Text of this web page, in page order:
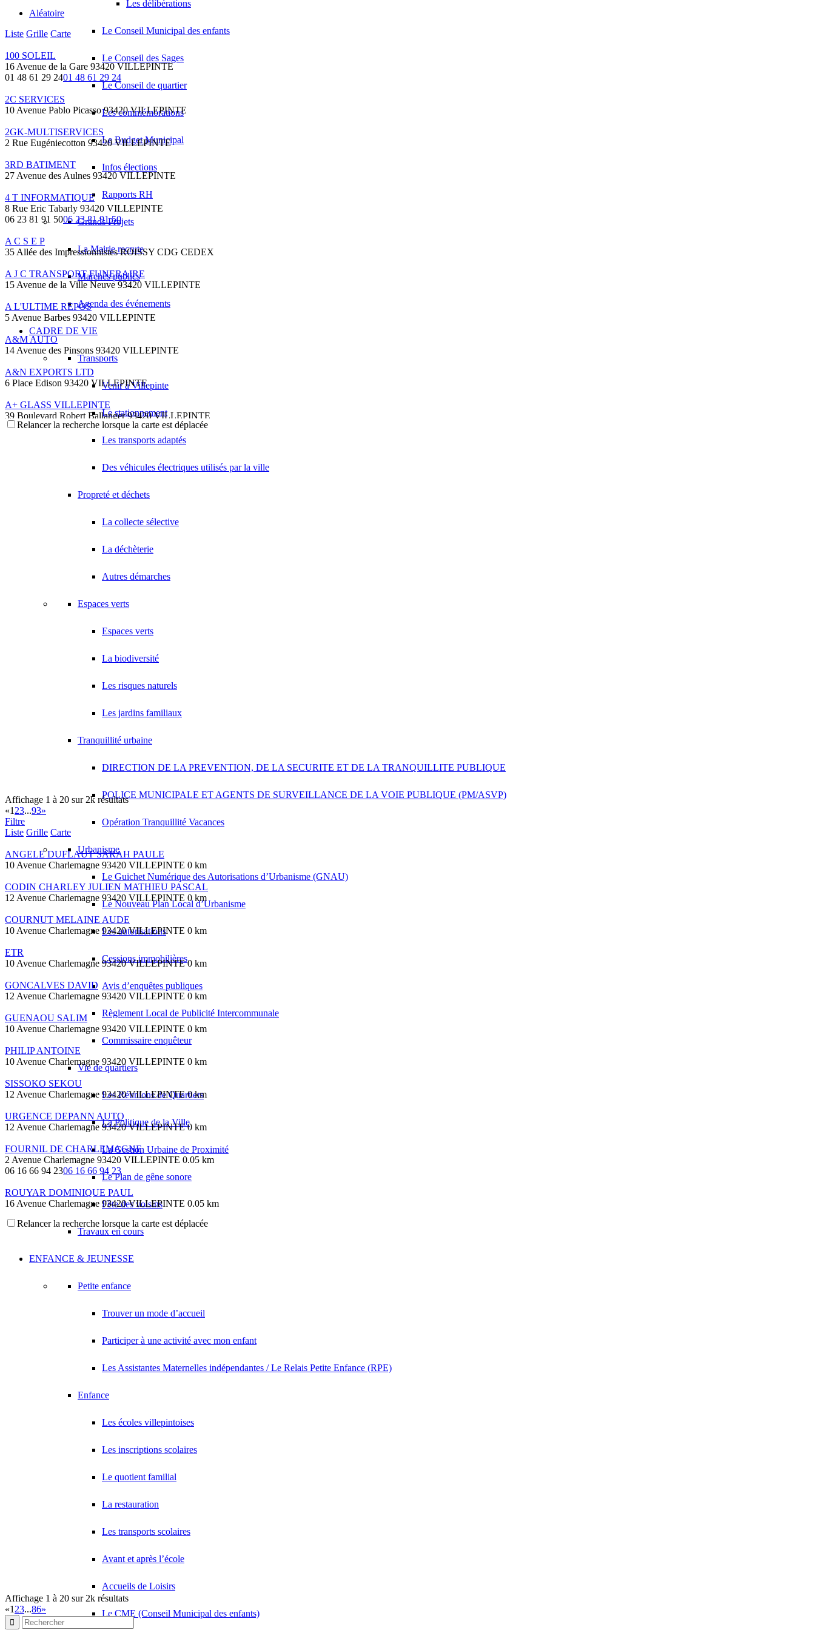
Les délibérations
Le Conseil Municipal des enfants
Le Conseil des Sages
Le Conseil de quartier
Les commémorations
Le Budget Municipal
Infos élections
Rapports RH
Grands Projets
La Mairie recrute
Marchés publics
Agenda des événements
CADRE DE VIE
Transports
Venir à Villepinte
Le stationnement
Les transports adaptés
Des véhicules électriques utilisés par la ville
Propreté et déchets
La collecte sélective
La déchèterie
Autres démarches
Espaces verts
Espaces verts
La biodiversité
Les risques naturels
Les jardins familiaux
Tranquillité urbaine
DIRECTION DE LA PREVENTION, DE LA SECURITE ET DE LA TRANQUILLITE PUBLIQUE
POLICE MUNICIPALE ET AGENTS DE SURVEILLANCE DE LA VOIE PUBLIQUE (PM/ASVP)
Opération Tranquillité Vacances
Urbanisme
Le Guichet Numérique des Autorisations d’Urbanisme (GNAU)
Le Nouveau Plan Local d’Urbanisme
Les autorisations
Cessions immobilières
Avis d’enquêtes publiques
Règlement Local de Publicité Intercommunale
Commissaire enquêteur
Vie de quartiers
Les Réunions de Quartiers
La Politique de la Ville
La Gestion Urbaine de Proximité
Le Plan de gêne sonore
Fête des voisins
Travaux en cours
ENFANCE & JEUNESSE
Petite enfance
Trouver un mode d’accueil
Participer à une activité avec mon enfant
Les Assistantes Maternelles indépendantes / Le Relais Petite Enfance (RPE)
Enfance
Les écoles villepintoises
Les inscriptions scolaires
Le quotient familial
La restauration
Les transports scolaires
Avant et après l’école
Accueils de Loisirs
Le CME (Conseil Municipal des enfants)
Aléatoire
Liste Grille Carte
100 SOLEIL
16 Avenue de la Gare 93420 VILLEPINTE
01 48 61 29 2401 48 61 29 24
2C SERVICES
10 Avenue Pablo Picasso 93420 VILLEPINTE
2GK-MULTISERVICES
2 Rue Eugéniecotton 93420 VILLEPINTE
3RD BATIMENT
27 Avenue des Aulnes 93420 VILLEPINTE
4 T INFORMATIQUE
8 Rue Eric Tabarly 93420 VILLEPINTE
06 23 81 91 5006 23 81 91 50
A C S E P
35 Allée des Impressionnistes ROISSY CDG CEDEX
A J C TRANSPORT FUNERAIRE
15 Avenue de la Ville Neuve 93420 VILLEPINTE
A L'ULTIME REPOS
5 Avenue Barbes 93420 VILLEPINTE
A&M AUTO
14 Avenue des Pinsons 93420 VILLEPINTE
A&N EXPORTS LTD
6 Place Edison 93420 VILLEPINTE
A+ GLASS VILLEPINTE
39 Boulevard Robert Ballanger 93420 VILLEPINTE
01 41 52 34 7801 41 52 34 78
A.B METAL SERRURERIE METALLLERIE
21 Avenue du Chemin de Fer 93420 Villepinte
09 66 91 74 67
14 Allée Fénelon 93420 VILLEPINTE
165 Allée des Erables 93420 VILLEPINTE
Relancer la recherche lorsque la carte est déplacée
Affichage 1 à 20 sur 2k résultats
«1 23...93»
Filtre
Liste Grille Carte
ANGELE DUFLAUT SARAH PAULE
10 Avenue Charlemagne 93420 VILLEPINTE 0 km
CODIN CHARLEY JULIEN MATHIEU PASCAL
12 Avenue Charlemagne 93420 VILLEPINTE 0 km
COURNUT MELAINE AUDE
10 Avenue Charlemagne 93420 VILLEPINTE 0 km
ETR
10 Avenue Charlemagne 93420 VILLEPINTE 0 km
GONCALVES DAVID
12 Avenue Charlemagne 93420 VILLEPINTE 0 km
GUENAOU SALIM
10 Avenue Charlemagne 93420 VILLEPINTE 0 km
PHILIP ANTOINE
10 Avenue Charlemagne 93420 VILLEPINTE 0 km
SISSOKO SEKOU
12 Avenue Charlemagne 93420 VILLEPINTE 0 km
URGENCE DEPANN AUTO
12 Avenue Charlemagne 93420 VILLEPINTE 0 km
FOURNIL DE CHARLEMAGNE
2 Avenue Charlemagne 93420 VILLEPINTE 0.05 km
06 16 66 94 2306 16 66 94 23
ROUYAR DOMINIQUE PAUL
16 Avenue Charlemagne 93420 VILLEPINTE 0.05 km
PIERRE YVON
22 Avenue Charlemagne 93420 VILLEPINTE
D L M
11 Avenue Salvador Allende 93420 VILLEPINTE 0.12 km
14 Rue le Corbusier 93420 VILLEPINTE 0.13 km
GARAGE M-Z-AUTO
6 Avenue Jacques Duclos 93420 VILLEPINTE
37 Rue de la Remise A Grouan 93420 VILLEPINTE
Relancer la recherche lorsque la carte est déplacée
Affichage 1 à 20 sur 2k résultats
«1 23...86»